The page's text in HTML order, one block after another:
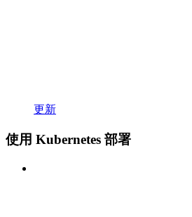
更新
使用 Kubernetes 部署